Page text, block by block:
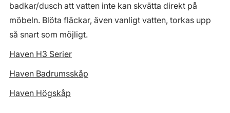
badkar/dusch att vatten inte kan skvätta direkt på
möbeln. Blöta fläckar, även vanligt vatten, torkas upp
så snart som möjligt.
Haven H3 Serier
Haven Badrumsskåp
Haven Högskåp